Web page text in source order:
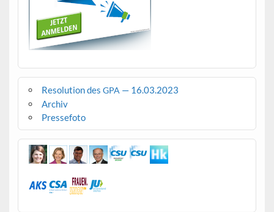
Resolution des GPA — 16.03.2023
Archiv
Pressefoto